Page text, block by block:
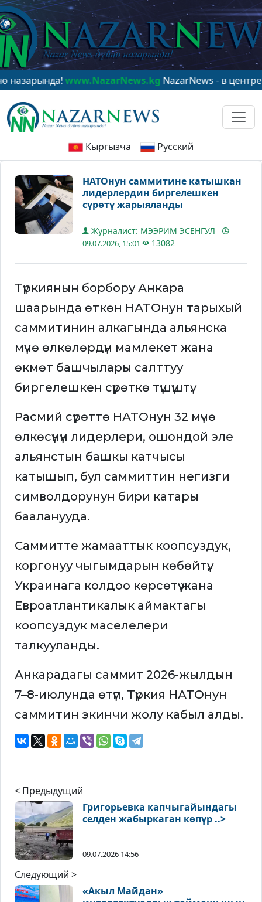
www.NazarNews.kgNazarNews - в центре
Кыргызча Русский
НАТОнун саммитине катышкан
лидерлердин биргелешкен
сүрөтү жарыяланды
Журналист: МЭЭРИМ ЭСЕНГУЛ
09.07.2026, 15:01 13082
Түркиянын борбору Анкара
шаарында өткөн НАТОнун тарыхый
саммитинин алкагында альянска
мүчө өлкөлөрдүн мамлекет жана
өкмөт башчылары салттуу
биргелешкен сүрөткө түшүштү.
Расмий сүрөттө НАТОнун 32 мүчө
өлкөсүнүн лидерлери, ошондой эле
альянстын башкы катчысы
катышып, бул саммиттин негизги
символдорунун бири катары
бааланууда.
Саммитте жамааттык коопсуздук,
коргонуу чыгымдарын көбөйтүү,
Украинага колдоо көрсөтүү жана
Евроатлантикалык аймактагы
коопсуздук маселелери
талкууланды.
Анкарадагы саммит 2026-жылдын
7–8-июлунда өтүп, Түркия НАТОнун
саммитин экинчи жолу кабыл алды.
< Предыдущий
Григорьевка капчыгайындагы
селден жабыркаган көпүр ..>
09.07.2026 14:56
Следующий >
«Акыл Майдан»